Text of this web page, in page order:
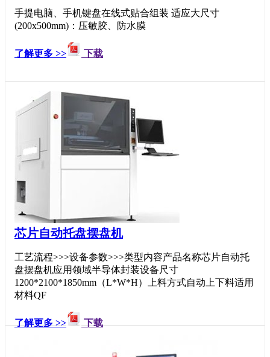
手提电脑、手机键盘在线式贴合组装 适应大尺寸
(200x500mm)：压敏胶、防水膜
了解更多 >> 下载
芯片自动托盘摆盘机
工艺流程>>>设备参数>>>类型内容产品名称芯片自动托
盘摆盘机应用领域半导体封装设备尺寸
1200*2100*1850mm（L*W*H）上料方式自动上下料适用
材料QF
了解更多 >> 下载